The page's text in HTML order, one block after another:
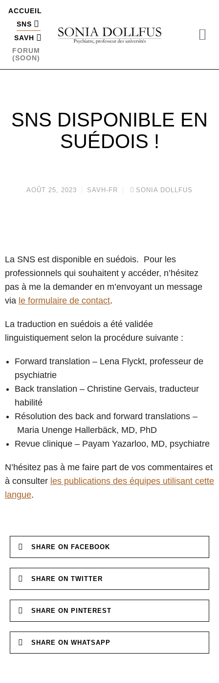
ACCUEIL
SNS
SAVH
FORUM
(SOON)
SNS DISPONIBLE EN
SUÉDOIS !
AOÛT 25, 2023 SAVH-FR SONIA DOLLFUS
La SNS est disponible en suédois. Pour les
professionnels qui souhaitent y accéder, n’hésitez
pas à me la demander en m’envoyant un message
via le formulaire de contact.
La traduction en suédois a été validée
linguistiquement selon la procédure suivante :
Forward translation – Lena Flyckt, professeur de
psychiatrie
Back translation – Christine Gervais, traducteur
habilité
Résolution des back and forward translations –
Maria Unenge Hallerbäck, MD, PhD
Revue clinique – Payam Yazarloo, MD, psychiatre
N’hésitez pas à me faire part de vos commentaires et
à consulter les publications des équipes utilisant cette
langue.
SHARE ON FACEBOOK
SHARE ON TWITTER
SHARE ON PINTEREST
SHARE ON WHATSAPP